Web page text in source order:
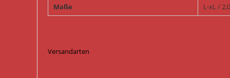
Maße
L-xL /
Versandarten